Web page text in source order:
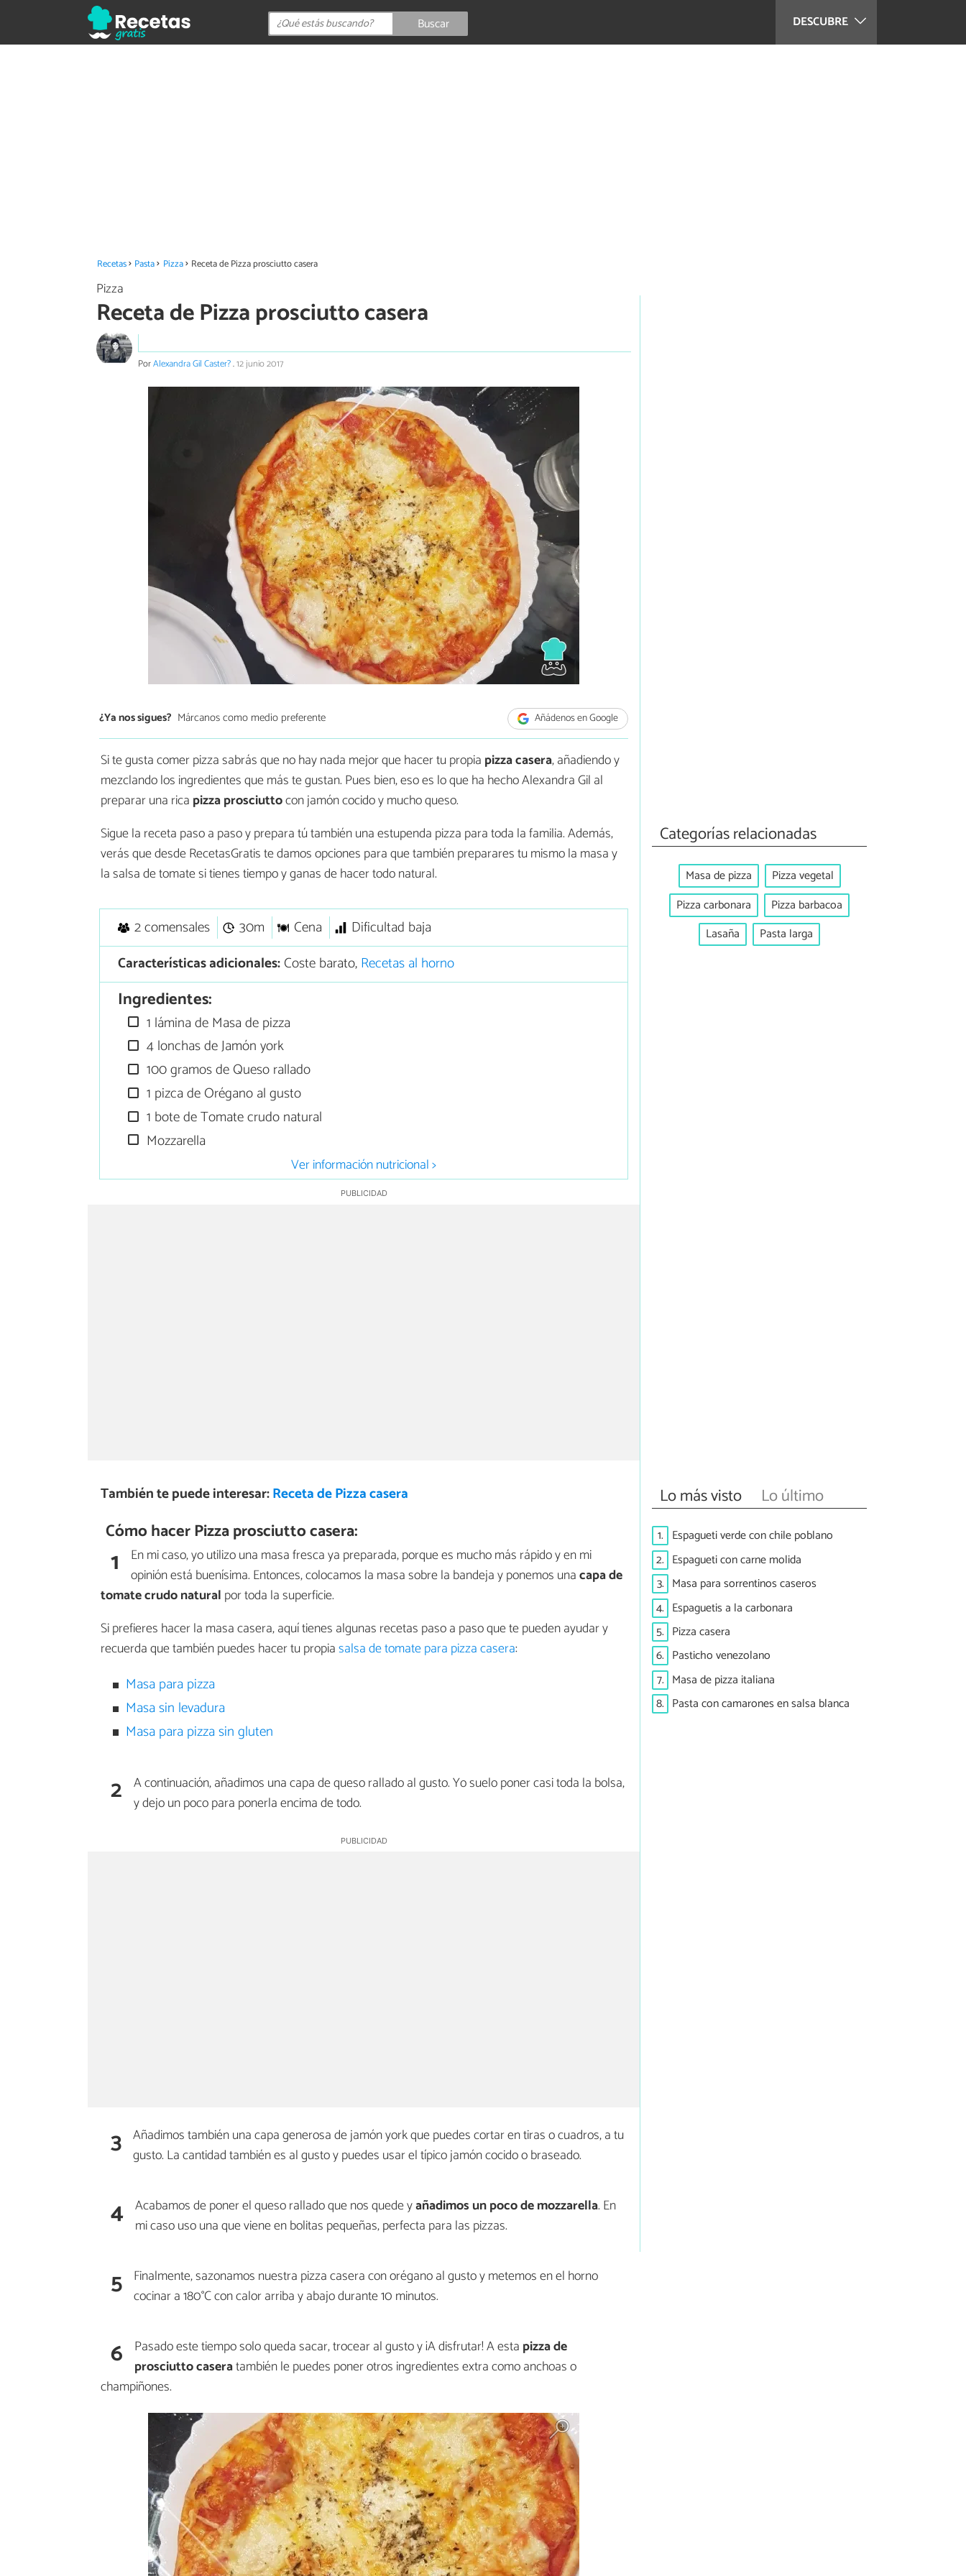
DESCUBRE
Buscar
Recetas Pasta Pizza Receta de Pizza prosciutto casera
Pizza
Receta de Pizza prosciutto casera
PorAlexandra Gil Caster?.12 junio 2017
¿Ya nos sigues? Márcanos como medio preferente Añádenos en Google
Si te gusta comer pizza sabrás que no hay nada mejor que hacer tu propia pizza casera, añadiendo y
mezclando los ingredientes que más te gustan. Pues bien, eso es lo que ha hecho Alexandra Gil al
preparar una rica pizza prosciuttocon jamón cocido y mucho queso.
Sigue la receta paso a paso y prepara tú también una estupenda pizza para toda la familia. Además,
verás que desde RecetasGratis te damos opciones para que también preparares tu mismo la masa y
la salsa de tomate si tienes tiempo y ganas de hacer todo natural.
2 comensales 30m Cena
Dificultad baja
Características adicionales:Coste barato,Recetas al horno
Ingredientes:
1 lámina de Masa de pizza
4 lonchas de Jamón york
100 gramos de Queso rallado
1 pizca de Orégano al gusto
1 bote de Tomate crudo natural
Mozzarella
Ver información nutricional >
También te puede interesar:Receta de Pizza casera
Cómo hacer Pizza prosciutto casera:
1
En mi caso, yo utilizo una masa fresca ya preparada, porque es mucho más rápido y en mi
opinión está buenísima. Entonces, colocamos la masa sobre la bandeja y ponemos unacapa de
tomate crudo natural por toda la superficie.
Si prefieres hacer la masa casera, aquí tienes algunas recetas paso a paso que te pueden ayudar y
recuerda que también puedes hacer tu propiasalsa de tomate para pizza casera:
Masa para pizza
Masa sin levadura
Masa para pizza sin gluten
2 A continuación, añadimos una capa de queso rallado al gusto. Yo suelo poner casi toda la bolsa,
y dejo un poco para ponerla encima de todo.
3 Añadimos también una capa generosa de jamón york que puedes cortar en tiras o cuadros, a tu
gusto. La cantidad también es al gusto y puedes usar el típico jamón cocido o braseado.
4 Acabamos de poner el queso rallado que nos quede yañadimos un poco de mozzarella. En
mi caso uso una que viene en bolitas pequeñas, perfecta para las pizzas.
5 Finalmente, sazonamos nuestra pizza casera con orégano al gusto y metemos en el horno
cocinar a 180°C con calor arriba y abajo durante 10 minutos.
6 Pasado este tiempo solo queda sacar, trocear al gusto y ¡A disfrutar! A esta pizza de
prosciutto caseratambién le puedes poner otros ingredientes extra como anchoas o
champiñones.
Categorías relacionadas
Masa de pizza
Pizza vegetal
Pizza carbonara
Pizza barbacoa
Lasaña
Pasta larga
Lo más visto Lo último
1. Espagueti verde con chile poblano
2. Espagueti con carne molida
3. Masa para sorrentinos caseros
4. Espaguetis a la carbonara
5. Pizza casera
6. Pasticho venezolano
7. Masa de pizza italiana
8. Pasta con camarones en salsa blanca